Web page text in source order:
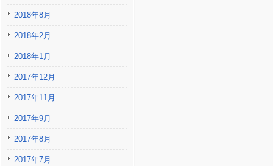
2018年8月
2018年2月
2018年1月
2017年12月
2017年11月
2017年9月
2017年8月
2017年7月